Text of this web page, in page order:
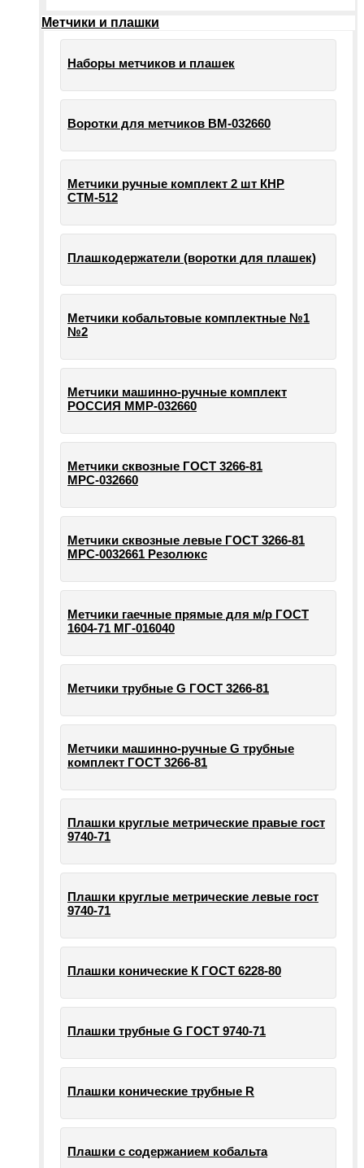
Метчики и плашки
Наборы метчиков и плашек
Воротки для метчиков ВМ-032660
Метчики ручные комплект 2 шт КНР
СТМ-512
Плашкодержатели (воротки для плашек)
Метчики кобальтовые комплектные №1
№2
Метчики машинно-ручные комплект
РОССИЯ ММР-032660
Метчики сквозные ГОСТ 3266-81
МРС-032660
Метчики сквозные левые ГОСТ 3266-81
МРС-0032661 Резолюкс
Метчики гаечные прямые для м/р ГОСТ
1604-71 МГ-016040
Метчики трубные G ГОСТ 3266-81
Метчики машинно-ручные G трубные
комплект ГОСТ 3266-81
Плашки круглые метрические правые гост
9740-71
Плашки круглые метрические левые гост
9740-71
Плашки конические К ГОСТ 6228-80
Плашки трубные G ГОСТ 9740-71
Плашки конические трубные R
Плашки с содержанием кобальта